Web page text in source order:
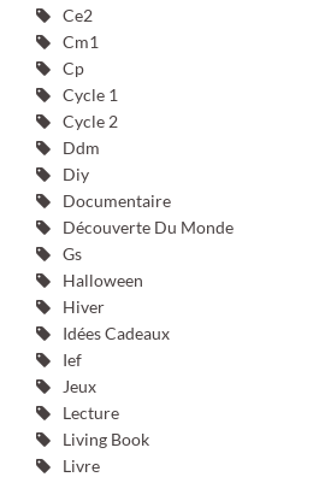
Ce2
Cm1
Cp
Cycle 1
Cycle 2
Ddm
Diy
Documentaire
Découverte Du Monde
Gs
Halloween
Hiver
Idées Cadeaux
Ief
Jeux
Lecture
Living Book
Livre